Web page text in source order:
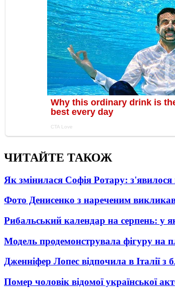
ЧИТАЙТЕ ТАКОЖ
Як змінилася Софія Ротару: з'явилося
Фото Денисенко з нареченим
Рибальський календар на серпень: у
Модель продемонструвала фігуру на
Дженніфер Лопес відпочила в Італії з
Помер чоловік відомої української